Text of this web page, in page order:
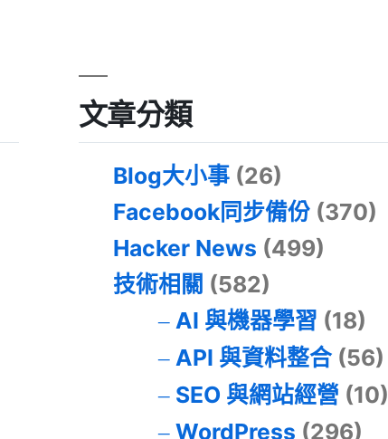
文章分類
Blog大小事 (26)
Facebook同步備份 (370)
Hacker News (499)
技術相關 (582)
AI 與機器學習 (18)
API 與資料整合(56)
SEO 與網站經營 (10)
WordPress (296)